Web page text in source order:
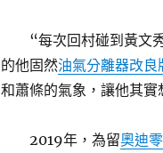
“每次回村碰到黃文
的他固然油氣分離器改良
和蕭條的氣象，讓他其實
2019年，為留奧迪